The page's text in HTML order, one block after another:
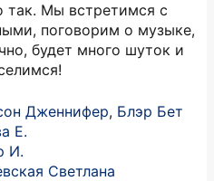
так. Мы встретимся с
поговорим о музыке,
будет много шуток и
Дженнифер, Блэр Бет
Е.
И.
Светлана